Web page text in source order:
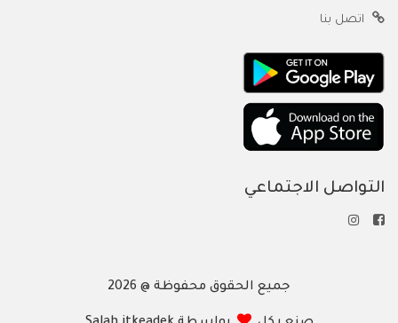
اتصل بنا
التواصل الاجتماعي
جميع الحقوق محفوظة @ 2026